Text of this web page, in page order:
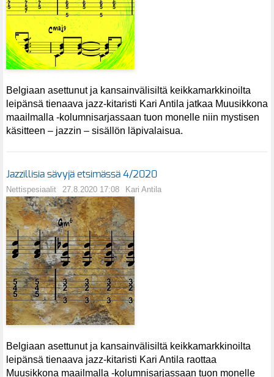
Belgiaan asettunut ja kansainvälisiltä keikkamarkkinoilta
leipänsä tienaava jazz-kitaristi Kari Antila jatkaa Muusikkona
maailmalla -kolumnisarjassaan tuon monelle niin mystisen
käsitteen – jazzin – sisällön läpivalaisua.
Jazzillisia sävyjä etsimässä 4/2020
Nettispesiaalit 27.8.2020 17:08 Kari Antila
Belgiaan asettunut ja kansainvälisiltä keikkamarkkinoilta
leipänsä tienaava jazz-kitaristi Kari Antila raottaa
Muusikkona maailmalla -kolumnisarjassaan tuon monelle